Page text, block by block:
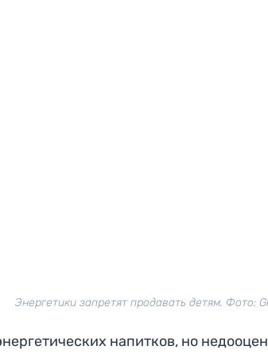
Энергетики запретят продавать детям. Фото:
напитков, но